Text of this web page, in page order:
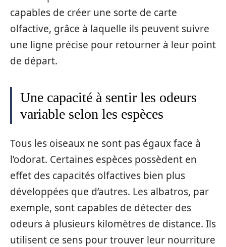
capables de créer une sorte de carte
olfactive, grâce à laquelle ils peuvent suivre
une ligne précise pour retourner à leur point
de départ.
Une capacité à sentir les odeurs
variable selon les espèces
Tous les oiseaux ne sont pas égaux face à
l’odorat. Certaines espèces possèdent en
effet des capacités olfactives bien plus
développées que d’autres. Les albatros, par
exemple, sont capables de détecter des
odeurs à plusieurs kilomètres de distance. Ils
utilisent ce sens pour trouver leur nourriture